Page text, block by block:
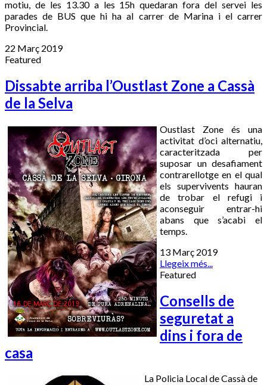
motiu, de les 13.30 a les 15h quedaran fora del servei les
parades de BUS que hi ha al carrer de Marina i el carrer
Provincial.
22 Març 2019
Featured
Dissabte arriba l’Oustlast Zone a Cassà
de la Selva
Oustlast Zone és una
activitat d’oci alternatiu,
caracteritzada per
suposar un desafiament
contrarellotge en el qual
els supervivents hauran
de trobar el refugi i
aconseguir entrar-hi
abans que s’acabi el
temps.
13 Març 2019
Llegeix més...
Featured
Consells de
seguretat a
dins i fora de
casa
La Policia Local de Cassà de